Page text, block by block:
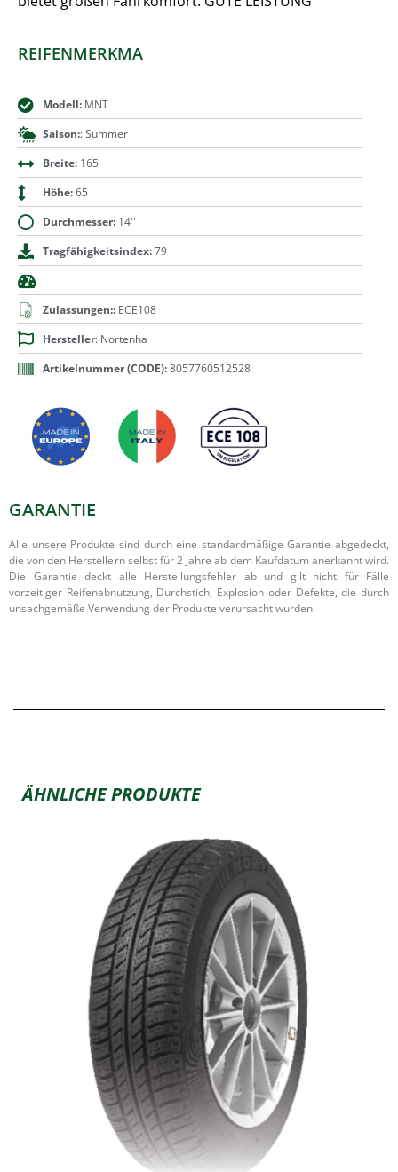
REIFENMERKMA
Modell:MNT
Saison:: Summer
Breite:165
Höhe:65
Durchmesser:14''
Tragfähigkeitsindex:79
Zulassungen::ECE108
Hersteller: Nortenha
Artikelnummer (CODE):8057760512528
GARANTIE
Alle unsere Produkte sind durch eine standardmäßige Garantie abgedeckt,
die von den Herstellern selbst für 2 Jahre ab dem Kaufdatum anerkannt wird.
Die Garantie deckt alle Herstellungsfehler ab und gilt nicht für Fälle
vorzeitiger Reifenabnutzung, Durchstich, Explosion oder Defekte, die durch
unsachgemäße Verwendung der Produkte verursacht wurden.
ÄHNLICHE PRODUKTE